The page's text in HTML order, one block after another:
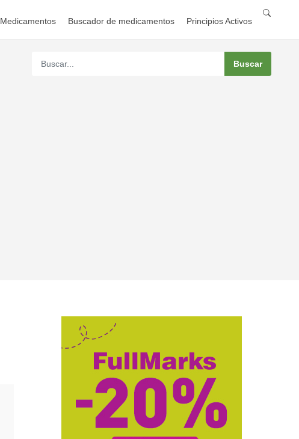
Medicamentos Buscador de medicamentos Principios Activos